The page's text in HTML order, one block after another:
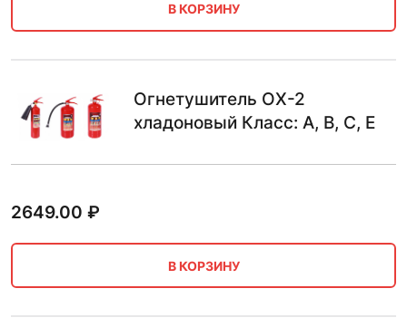
В КОРЗИНУ
Огнетушитель ОХ-2
хладоновый Класс: A, B, C, E
2649.00 ₽
В КОРЗИНУ